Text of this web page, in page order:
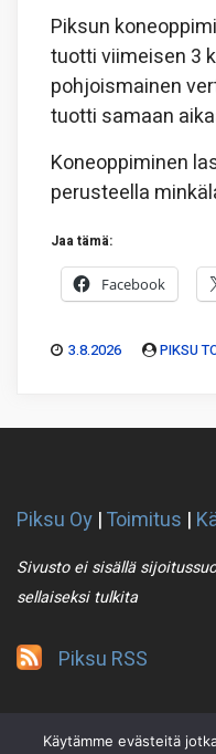
Piksun
tuotti viimeisen 3
pohjoismainen
tuotti samaan
Koneoppiminen
perusteella
Jaa tämä:
Facebook
3.8.2026 PIKSU
Piksu Oy |Toimitus |
Sivusto ei sisällä
sellaiseksi tulkita
Piksu RSS
Käytämme evästeitä